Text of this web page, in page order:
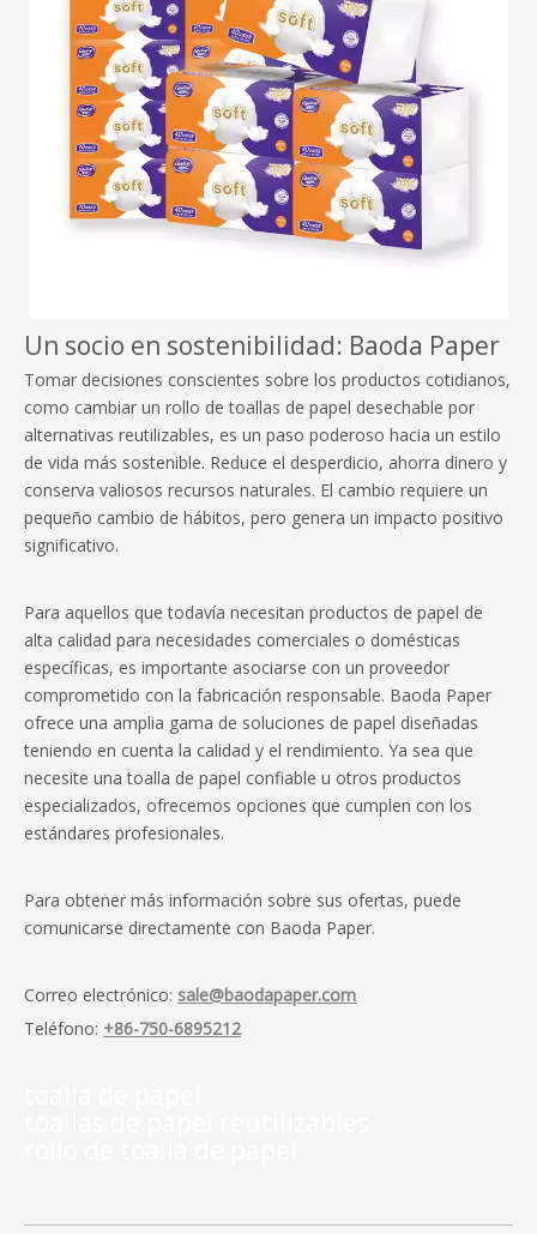
Un socio en sostenibilidad: Baoda Paper
Tomar decisiones conscientes sobre los productos cotidianos,
como cambiar un rollo de toallas de papel desechable por
alternativas reutilizables, es un paso poderoso hacia un estilo
de vida más sostenible. Reduce el desperdicio, ahorra dinero y
conserva valiosos recursos naturales. El cambio requiere un
pequeño cambio de hábitos, pero genera un impacto positivo
significativo.
Para aquellos que todavía necesitan productos de papel de
alta calidad para necesidades comerciales o domésticas
específicas, es importante asociarse con un proveedor
comprometido con la fabricación responsable. Baoda Paper
ofrece una amplia gama de soluciones de papel diseñadas
teniendo en cuenta la calidad y el rendimiento. Ya sea que
necesite una toalla de papel confiable u otros productos
especializados, ofrecemos opciones que cumplen con los
estándares profesionales.
Para obtener más información sobre sus ofertas, puede
comunicarse directamente con Baoda Paper.
Correo electrónico: sale@baodapaper.com
Teléfono: +86-750-6895212